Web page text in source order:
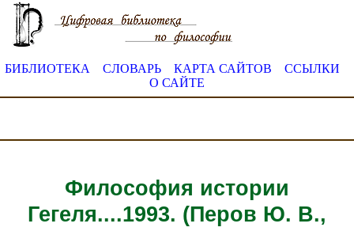
БИБЛИОТЕКА СЛОВАРЬ КАРТА САЙТОВ
ССЫЛКИ
О САЙТЕ
Философия истории
Гегеля....1993. (Перов Ю. В.,